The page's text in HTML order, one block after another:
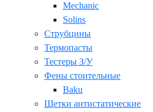
Mechanic
Solins
Струбцины
Термопасты
Тестеры З/У
Фены стоительные
Baku
Щетки антистатические